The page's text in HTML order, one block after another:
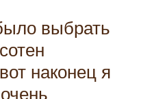
выбрать
наконец я